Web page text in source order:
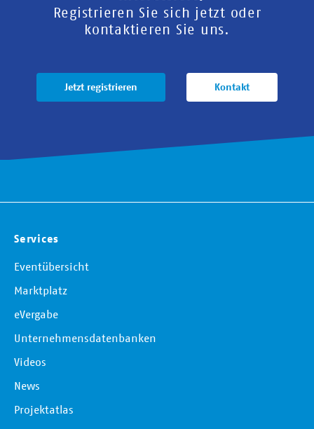
Registrieren Sie sich jetzt oder
kontaktieren Sie uns.
Jetzt registrieren Kontakt
Services
Eventübersicht
Marktplatz
eVergabe
Unternehmensdatenbanken
Videos
News
Projektatlas